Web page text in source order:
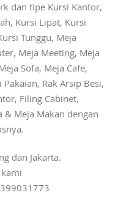
dan tipe Kursi Kantor,
Kursi Lipat, Kursi
Tunggu, Meja
Meja Meeting, Meja
Sofa, Meja Cafe,
Rak Arsip Besi,
Filing Cabinet,
& Meja Makan dengan
dan Jakarta.